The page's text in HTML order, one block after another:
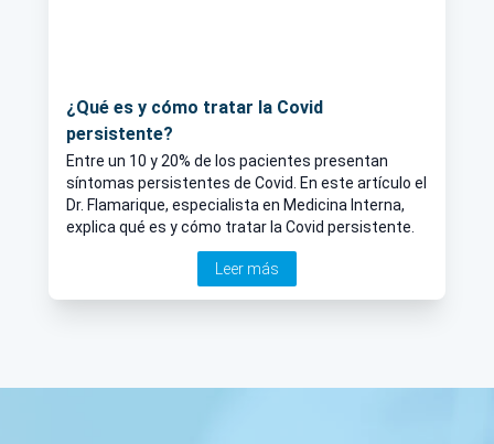
¿Qué es y cómo tratar la Covid
persistente?
Entre un 10 y 20% de los pacientes presentan
síntomas persistentes de Covid. En este artículo el
Dr. Flamarique, especialista en Medicina Interna,
explica qué es y cómo tratar la Covid persistente.
Leer más